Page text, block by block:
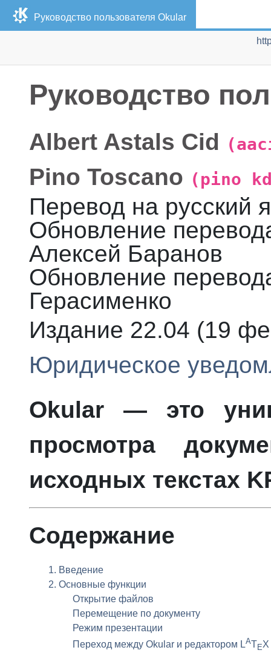
Руководство пользователя Okular
Руководство
Albert Astals Cid
Pino Toscano (pino
Перевод на русский
Обновление
Алексей Баранов
Обновление
Герасименко
Издание 22.04 (19
Юридическое
Okular — это
просмотра
исходных текстах
Содержание
1. Введение
2. Основные функции
Открытие файлов
Перемещение по документу
Режим презентации
Переход между Okular и редактором LATEX